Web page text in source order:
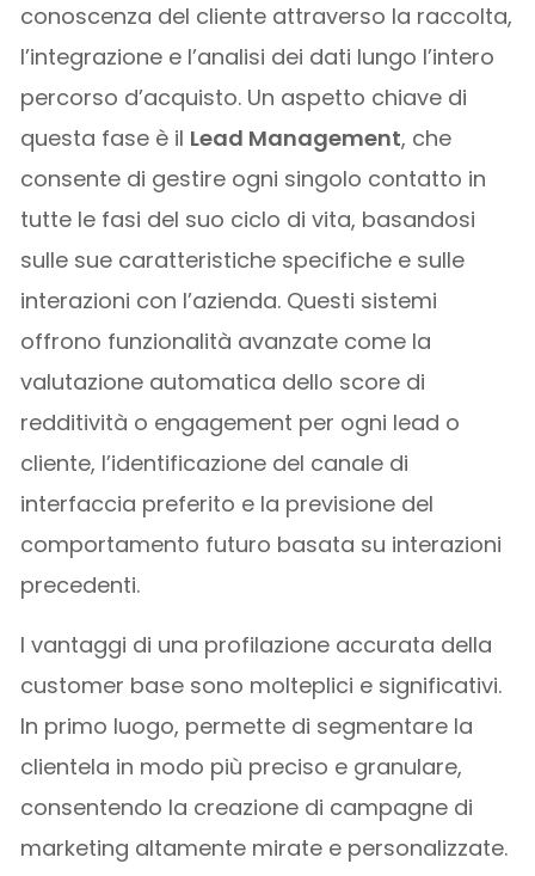
conoscenza del cliente attraverso la raccolta,
l’integrazione e l’analisi dei dati lungo l’intero
percorso d’acquisto. Un aspetto chiave di
questa fase è il Lead Management, che
consente di gestire ogni singolo contatto in
tutte le fasi del suo ciclo di vita, basandosi
sulle sue caratteristiche specifiche e sulle
interazioni con l’azienda. Questi sistemi
offrono funzionalità avanzate come la
valutazione automatica dello score di
redditività o engagement per ogni lead o
cliente, l’identificazione del canale di
interfaccia preferito e la previsione del
comportamento futuro basata su interazioni
precedenti.
I vantaggi di una profilazione accurata della
customer base sono molteplici e significativi.
In primo luogo, permette di segmentare la
clientela in modo più preciso e granulare,
consentendo la creazione di campagne di
marketing altamente mirate e personalizzate.